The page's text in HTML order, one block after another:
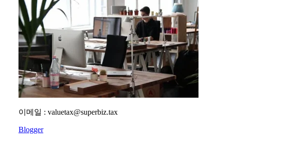
이메일 : valuetax@superbiz.tax
Blogger